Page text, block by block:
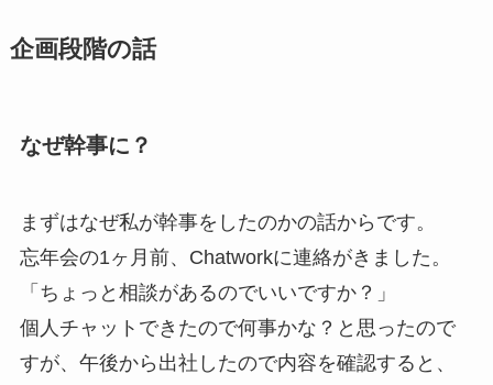
企画段階の話
なぜ幹事に？
まずはなぜ私が幹事をしたのかの話からです。
忘年会の1ヶ月前、Chatworkに連絡がきました。
「ちょっと相談があるのでいいですか？」
個人チャットできたので何事かな？と思ったので
すが、午後から出社したので内容を確認すると、